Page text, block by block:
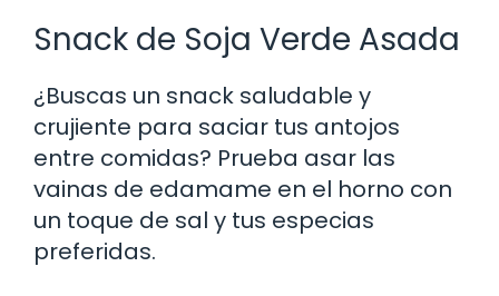
Snack de Soja Verde Asada
¿Buscas un snack saludable y
crujiente para saciar tus antojos
entre comidas? Prueba asar las
vainas de edamame en el horno con
un toque de sal y tus especias
preferidas.